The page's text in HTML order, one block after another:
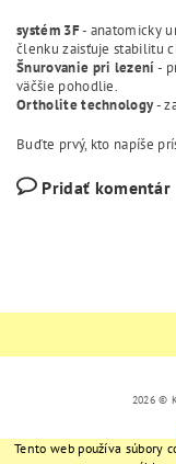
systém 3F- anatomicky
členku zaisťuje stabilitu
Šnurovanie pri lezení-
väčšie pohodlie.
Ortholitetechnology-
Buďte prvý, kto napíše
Pridať komentár
2026 ©
Tento web používa súbory